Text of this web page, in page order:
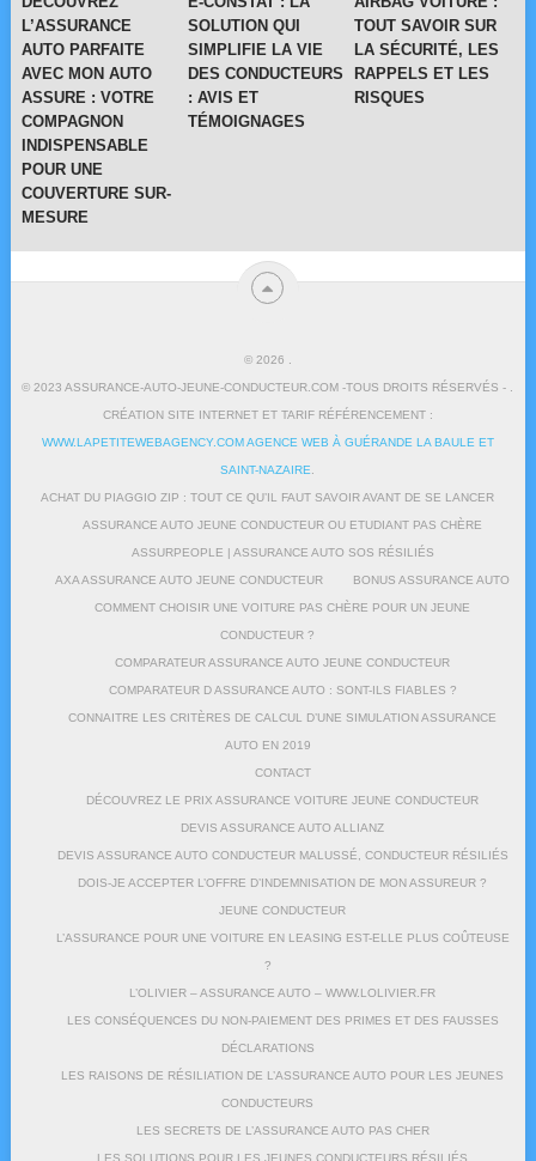
L’ASSURANCE
AUTO PARFAITE
AVEC MON AUTO
ASSURE : VOTRE
COMPAGNON
INDISPENSABLE
POUR UNE
COUVERTURE SUR-
MESURE
SOLUTION QUI
SIMPLIFIE LA VIE
DES CONDUCTEURS
: AVIS ET
TÉMOIGNAGES
TOUT SAVOIR SUR
LA SÉCURITÉ, LES
RAPPELS ET LES
RISQUES
© 2026
© 2023 ASSURANCE-AUTO-JEUNE-CONDUCTEUR.COM -TOUS DROITS RÉSERVÉS - .
CRÉATION SITE INTERNET ET TARIF RÉFÉRENCEMENT :
WWW.LAPETITEWEBAGENCY.COM AGENCE WEB À GUÉRANDE LA BAULE ET
SAINT-NAZAIRE
ACHAT DU PIAGGIO ZIP : TOUT CE QU’IL FAUT SAVOIR AVANT DE SE LANCER
ASSURANCE AUTO JEUNE CONDUCTEUR OU ETUDIANT PAS CHÈRE
ASSURPEOPLE | ASSURANCE AUTO SOS RÉSILIÉS
AXA ASSURANCE AUTO JEUNE CONDUCTEUR BONUS ASSURANCE AUTO
COMMENT CHOISIR UNE VOITURE PAS CHÈRE POUR UN JEUNE
CONDUCTEUR ?
COMPARATEUR ASSURANCE AUTO JEUNE CONDUCTEUR
COMPARATEUR D ASSURANCE AUTO : SONT-ILS FIABLES ?
CONNAITRE LES CRITÈRES DE CALCUL D’UNE SIMULATION ASSURANCE
AUTO EN 2019
CONTACT
DÉCOUVREZ LE PRIX ASSURANCE VOITURE JEUNE CONDUCTEUR
DEVIS ASSURANCE AUTO ALLIANZ
DEVIS ASSURANCE AUTO CONDUCTEUR MALUSSÉ, CONDUCTEUR RÉSILIÉS
DOIS-JE ACCEPTER L’OFFRE D’INDEMNISATION DE MON ASSUREUR ?
JEUNE CONDUCTEUR
L’ASSURANCE POUR UNE VOITURE EN LEASING EST-ELLE PLUS COÛTEUSE
?
L’OLIVIER – ASSURANCE AUTO – WWW.LOLIVIER.FR
LES CONSÉQUENCES DU NON-PAIEMENT DES PRIMES ET DES FAUSSES
DÉCLARATIONS
LES RAISONS DE RÉSILIATION DE L’ASSURANCE AUTO POUR LES JEUNES
CONDUCTEURS
LES SECRETS DE L’ASSURANCE AUTO PAS CHER
LES SOLUTIONS POUR LES JEUNES CONDUCTEURS RÉSILIÉS